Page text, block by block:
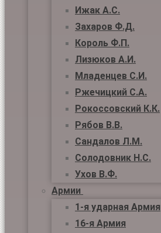
Ижак А.С.
Захаров Ф.Д.
Король Ф.П.
Лизюков А.И.
Младенцев С.И.
Ржечицкий С.А.
Рокоссовский К.К.
Рябов В.В.
Сандалов Л.М.
Солодовник Н.С.
Ухов В.Ф.
Армии
1-я ударная Армия
16-я Армия